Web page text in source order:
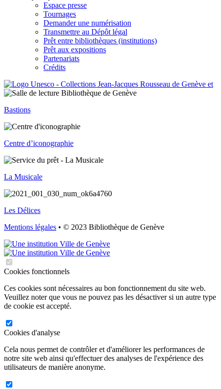
Espace presse
Tournages
Demander une numérisation
Transmettre au Dépôt légal
Prêt entre bibliothèques (institutions)
Prêt aux expositions
Partenariats
Crédits
Bastions
Centre d’iconographie
La Musicale
Les Délices
Mentions légales • © 2023 Bibliothèque de Genève
Cookies fonctionnels
Ces cookies sont nécessaires au bon fonctionnement du site web.
Veuillez noter que vous ne pouvez pas les désactiver si un autre type
de cookie est accepté.
Cookies d'analyse
Cela nous permet de contrôler et d'améliorer les performances de
notre site web ainsi qu'effectuer des analyses de l'expérience des
utilisateurs de manière anonyme.